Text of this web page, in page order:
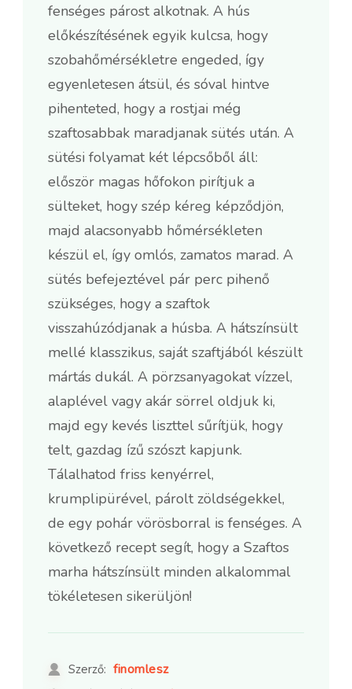
fenséges párost alkotnak. A hús
előkészítésének egyik kulcsa, hogy
szobahőmérsékletre engeded, így
egyenletesen átsül, és sóval hintve
pihenteted, hogy a rostjai még
szaftosabbak maradjanak sütés után. A
sütési folyamat két lépcsőből áll:
először magas hőfokon pirítjuk a
sülteket, hogy szép kéreg képződjön,
majd alacsonyabb hőmérsékleten
készül el, így omlós, zamatos marad. A
sütés befejeztével pár perc pihenő
szükséges, hogy a szaftok
visszahúzódjanak a húsba. A hátszínsült
mellé klasszikus, saját szaftjából készült
mártás dukál. A pörzsanyagokat vízzel,
alaplével vagy akár sörrel oldjuk ki,
majd egy kevés liszttel sűrítjük, hogy
telt, gazdag ízű szószt kapjunk.
Tálalhatod friss kenyérrel,
krumplipürével, párolt zöldségekkel,
de egy pohár vörösborral is fenséges. A
következő recept segít, hogy a Szaftos
marha hátszínsült minden alkalommal
tökéletesen sikerüljön!
Szerző: finomlesz